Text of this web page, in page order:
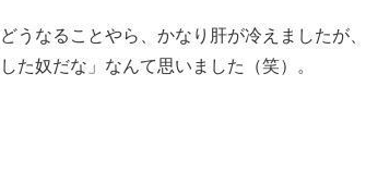
うなることやら、かなり肝が冷えましたが、
た奴だな」なんて思いました（笑）。